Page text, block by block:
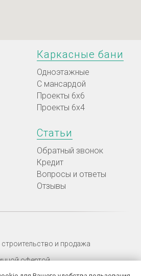
Каркасные бани
Одноэтажные
С мансардой
Проекты 6х6
Проекты 6х4
Статьи
Обратный звонок
Кредит
Вопросы и ответы
Отзывы
и продажа
офертой.